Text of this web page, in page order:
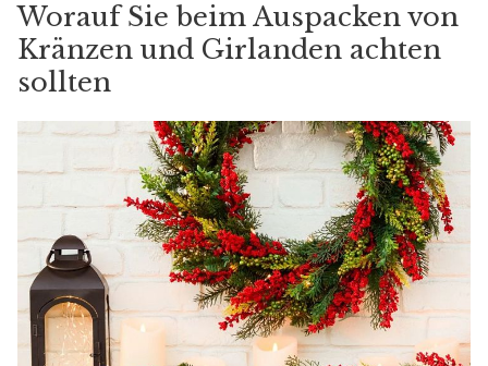
Worauf Sie beim Auspacken von
Kränzen und Girlanden achten
sollten